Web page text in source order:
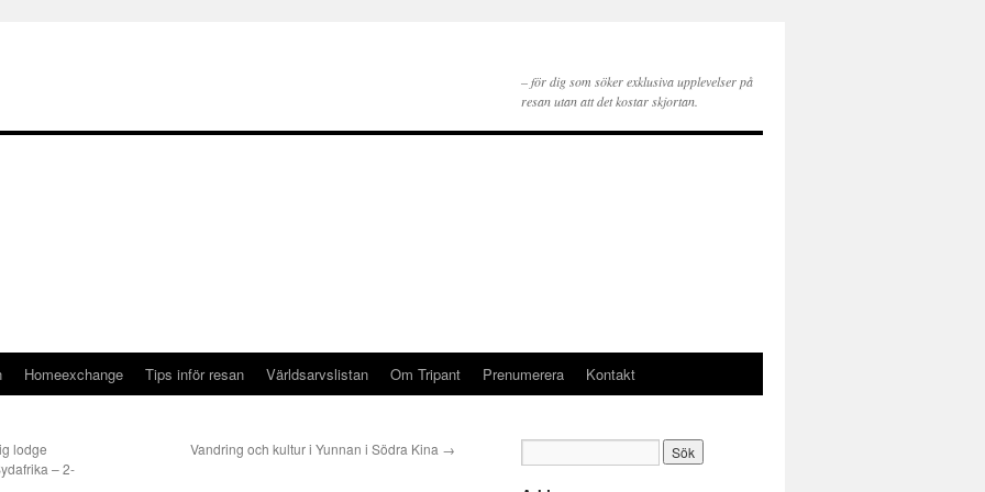
– för dig som söker exklusiva upplevelser på
resan utan att det kostar skjortan.
Homeexchange Tips inför resan Världsarvslistan Om Tripant Prenumerera Kontakt
lodge
– 2-
Vandring och kultur i Yunnan i Södra Kina →